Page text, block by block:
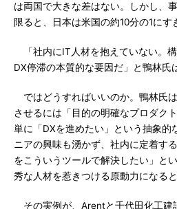
は両国で大きな差はない。しかし、
限ると、日本は米国の約10分の1にす
「社内にIT人材を抱えていない。
DX停滞の本質的な要因だ」と鴨林氏
ではどうすればいいのか。鴨林氏
させるには「目的の明確なプロダク
単に「DXを進めたい」という抽象的
ニアの興味も湧かず、社内に定着す
をこういうツールで解決したい」と
秀な人材を惹きつける原動力になると
その実例が、Arentと千代田化工建